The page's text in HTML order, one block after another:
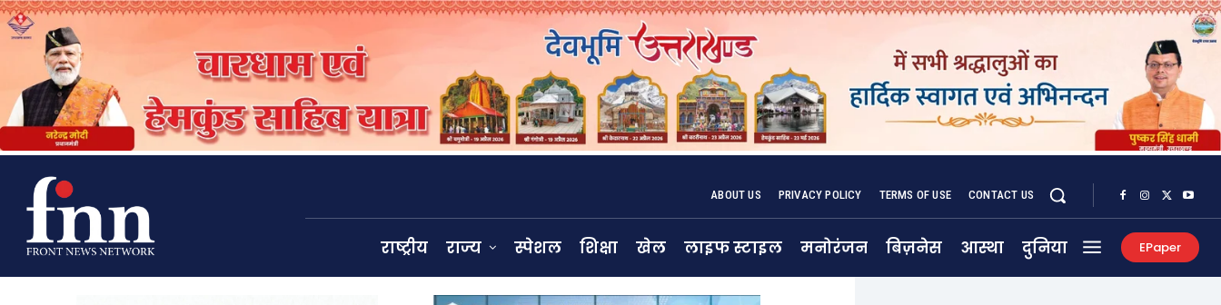
ABOUT US PRIVACY POLICY TERMS OF USE CONTACT US
राष्ट्रीय राज्य स्पेशल शिक्षा खेल लाइफ स्टाइल मनोरंजन बिज़नेस आस्था दुनिया EPaper